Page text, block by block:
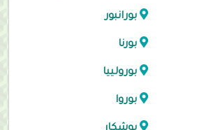
بورانبور
بورنا
بورولييا
بوروا